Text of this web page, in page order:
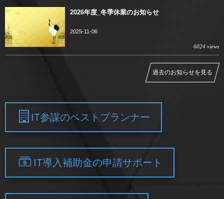
2026年度_冬季休業のお知らせ
2025-11-06
6024 views
過去のお知らせを見る
IT参謀のベストプランナー
IT導入補助金の申請サポート